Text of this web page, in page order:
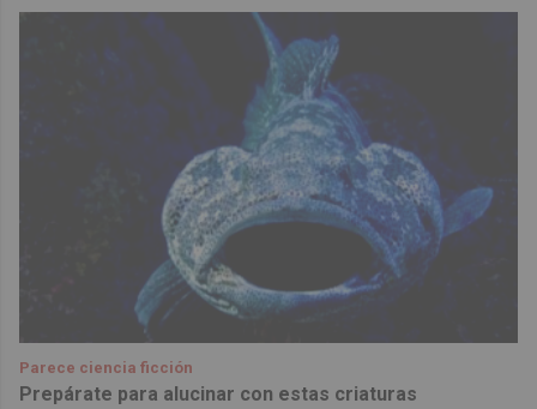
Parece ciencia ficción
Prepárate para alucinar con estas criaturas